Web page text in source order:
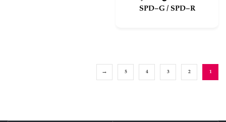
SPD-G / SPD-R
1
2
3
4
5
→